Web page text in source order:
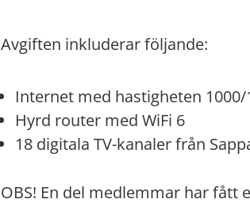
Avgiften inkluderar följande:
Internet med hastigheten
Hyrd router med WiFi 6
18 digitala TV-kanaler från
OBS! En del medlemmar har